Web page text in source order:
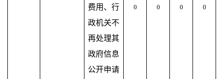
费用、行
政机关不
再处理其
政府信息
公开申请
0 0 0 0